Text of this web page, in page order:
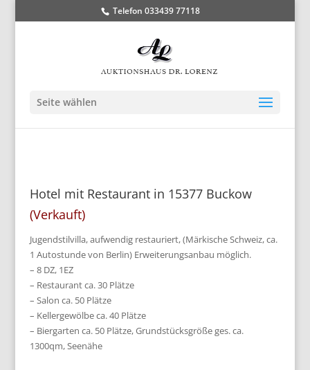
Telefon 033439 77118
Seite wählen
Hotel mit Restaurant in 15377 Buckow
(Verkauft)
Jugendstilvilla, aufwendig restauriert, (Märkische Schweiz, ca.
1 Autostunde von Berlin) Erweiterungsanbau möglich.
– 8 DZ, 1EZ
– Restaurant ca. 30 Plätze
– Salon ca. 50 Plätze
– Kellergewölbe ca. 40 Plätze
– Biergarten ca. 50 Plätze, Grundstücksgröße ges. ca.
1300qm, Seenähe